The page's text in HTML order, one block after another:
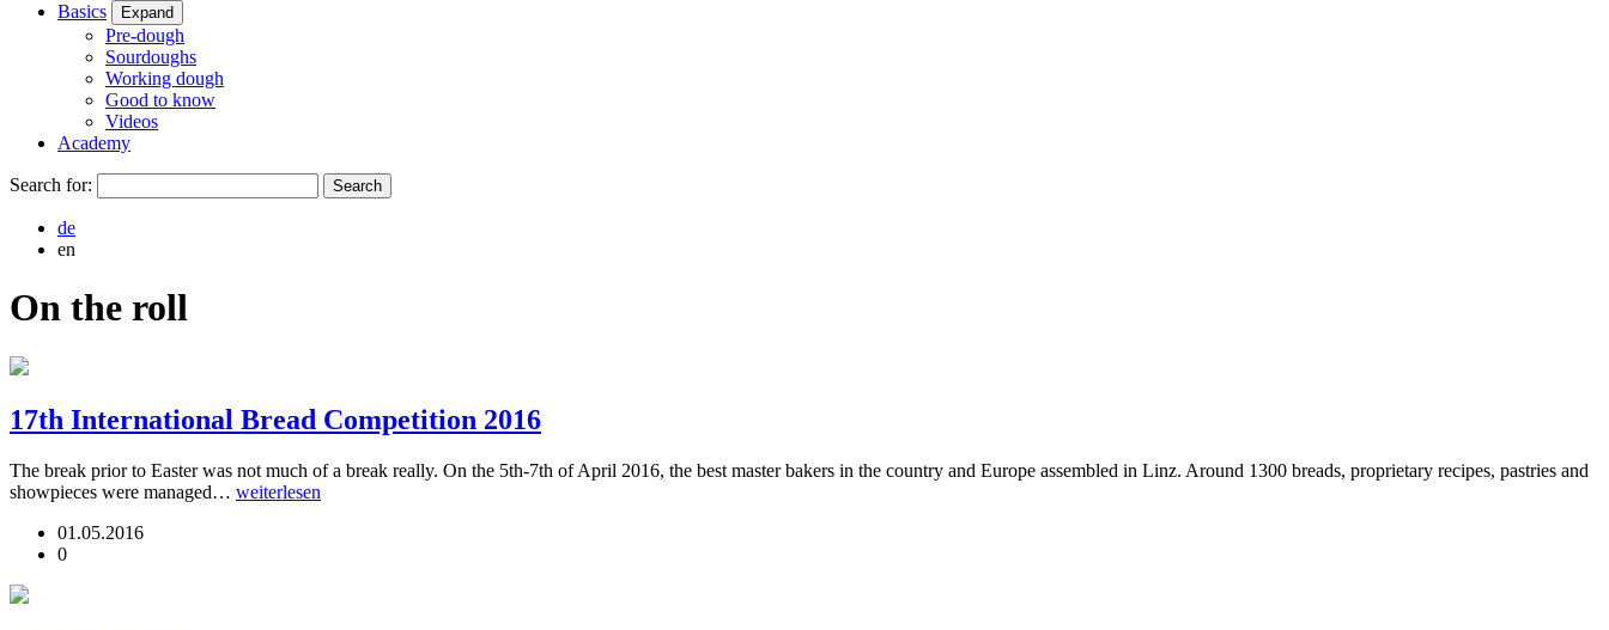
Basics
Expand
Pre-dough
Sourdoughs
Working dough
Good to know
Videos
Academy
Search for:
de
en
On the roll
17th International Bread Competition 2016
The break prior to Easter was not much of a break really. On the 5th-7th of April 2016, the best master bakers in the country and Europe assembled in Linz. Around 1300 breads, proprietary recipes, pastries and
showpieces were managed… weiterlesen
01.05.2016
0